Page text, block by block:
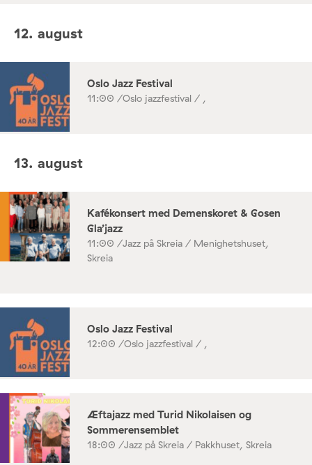
12. august
Oslo Jazz Festival
11:00 /Oslo jazzfestival / ,
13. august
Kafékonsert med Demenskoret & Gosen
Gla’jazz
11:00 /Jazz på Skreia / Menighetshuset,
Skreia
Oslo Jazz Festival
12:00 /Oslo jazzfestival / ,
Æftajazz med Turid Nikolaisen og
Sommerensemblet
18:00 /Jazz på Skreia / Pakkhuset, Skreia